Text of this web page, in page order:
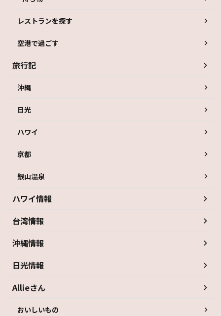
レストランを探す
空港で過ごす
旅行記
沖縄
日光
ハワイ
京都
銀山温泉
ハワイ情報
台湾情報
沖縄情報
日光情報
Allieさん
おいしいもの